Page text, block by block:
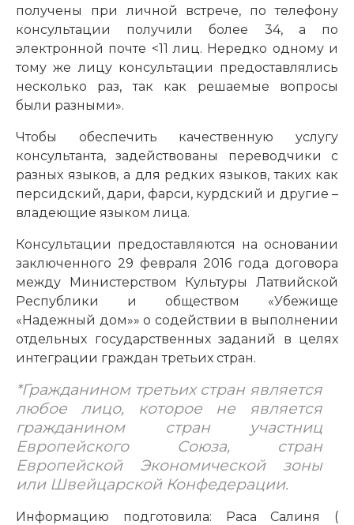
получены при личной встрече, по телефону
консультации получили более 34, а по
электронной почте <11 лиц. Нередко одному и
тому же лицу консультации предоставлялись
несколько раз, так как решаемые вопросы
были разными».
Чтобы обеспечить качественную услугу
консультанта, задействованы переводчики с
разных языков, а для редких языков, таких как
персидский, дари, фарси, курдский и другие –
владеющие языком лица.
Консультации предоставляются на основании
заключенного 29 февраля 2016 года договора
между Министерством Культуры Латвийской
Республики и обществом «Убежище
«Надежный дом»» о содействии в выполнении
отдельных государственных заданий в целях
интеграции граждан третьих стран.
*Гражданином третьих стран является
любое лицо, которое не является
гражданином стран участниц
Европейского Союза, стран
Европейской Экономической зоны
или Швейцарской Конфедерации.
Информацию подготовила: Раса Салиня (